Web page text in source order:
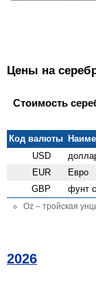
Цены на
Стоимость
Код валюты
USD
EUR Евро
GBP фунт
Oz – тройская
2026